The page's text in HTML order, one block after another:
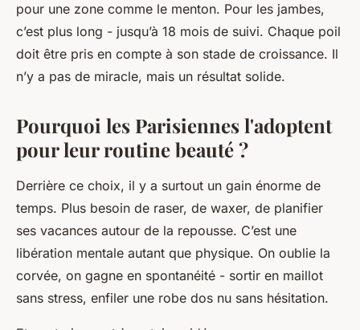
pour une zone comme le menton. Pour les jambes,
c’est plus long - jusqu’à 18 mois de suivi. Chaque poil
doit être pris en compte à son stade de croissance. Il
n’y a pas de miracle, mais un résultat solide.
Pourquoi les Parisiennes l'adoptent
pour leur routine beauté ?
Derrière ce choix, il y a surtout un gain énorme de
temps. Plus besoin de raser, de waxer, de planifier
ses vacances autour de la repousse. C’est une
libération mentale autant que physique. On oublie la
corvée, on gagne en spontanéité - sortir en maillot
sans stress, enfiler une robe dos nu sans hésitation.